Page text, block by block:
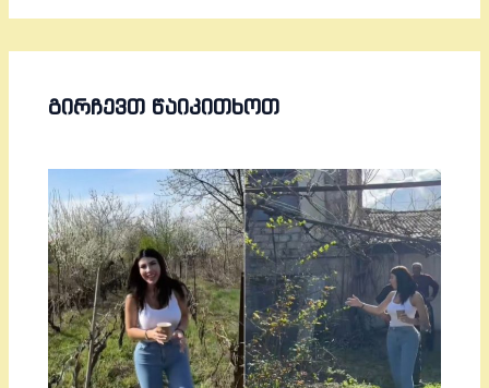
ᲒᲘᲠᲩᲔᲕᲗ ᲬᲐᲘᲙᲘᲗᲮᲝᲗ